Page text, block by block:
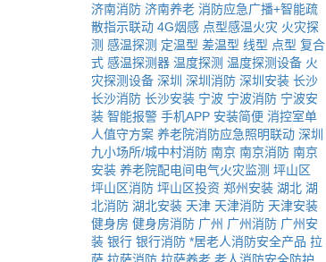
济南消防 济南养老 消防应急广播+智能疏
散指示联动 4G烟感 点型感温火灾 火灾探
测 感温探测 定温型 差温型 线型 点型 复合
式 感温探测器 温度探测 温度探测设备 火
灾探测设备 深圳 深圳消防 深圳安装 长沙
长沙消防 长沙安装 宁波 宁波消防 宁波安
装 智能报警 手机APP 安装简便 消控室单
人值守方案 养老院消防应急照明联动 深圳
九小场所/城中村消防 南京 南京消防 南京
安装 养老院配电间电气火灾监测 坪山区
坪山区消防 坪山区投资 郑州安装 湖北 湖
北消防 湖北安装 天津 天津消防 天津安装
健身房 健身房消防 广州 广州消防 广州安
装 银行 银行消防 *居老人消防安全产品 拉